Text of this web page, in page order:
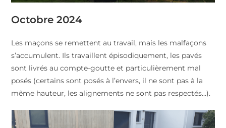
Octobre 2024
Les maçons se remettent au travail, mais les malfaçons
s’accumulent. Ils travaillent épisodiquement, les pavés
sont livrés au compte-goutte et particulièrement mal
posés (certains sont posés à l’envers, il ne sont pas à la
même hauteur, les alignements ne sont pas respectés…).